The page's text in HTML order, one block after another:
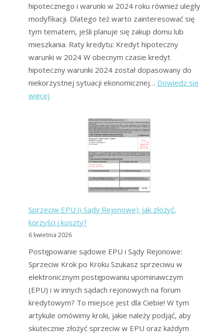
hipotecznego i warunki w 2024 roku również uległy
modyfikacji. Dlatego też warto zainteresować się
tym tematem, jeśli planuje się zakup domu lub
mieszkania. Raty kredytu: Kredyt hipoteczny
warunki w 2024 W obecnym czasie kredyt
hipoteczny warunki 2024 został dopasowany do
niekorzystnej sytuacji ekonomicznej… Dowiedz się
więcej
hipotecznego:
(Odpowiedź
Sprzeciw EPU (i Sądy Rejonowe): jak złożyć,
korzyści i koszty?
6 kwietnia 2026
Postępowanie sądowe EPU i Sądy Rejonowe:
Sprzeciw Krok po Kroku Szukasz sprzeciwu w
elektronicznym postępowaniu upominawczym
(EPU) i w innych sądach rejonowych na forum
kredytowym? To miejsce jest dla Ciebie! W tym
artykule omówimy kroki, jakie należy podjąć, aby
skutecznie złożyć sprzeciw w EPU oraz każdym